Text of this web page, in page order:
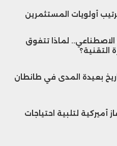
أولويات المستثمرين
لماذا تتفوق
التقنية؟
بعيدة المدى في طانطان
لتلبية احتياجات